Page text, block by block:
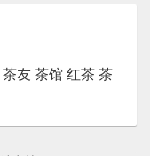
茶友 茶馆 红茶 茶